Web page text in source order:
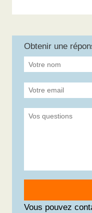
Obtenir une
Vous pouvez